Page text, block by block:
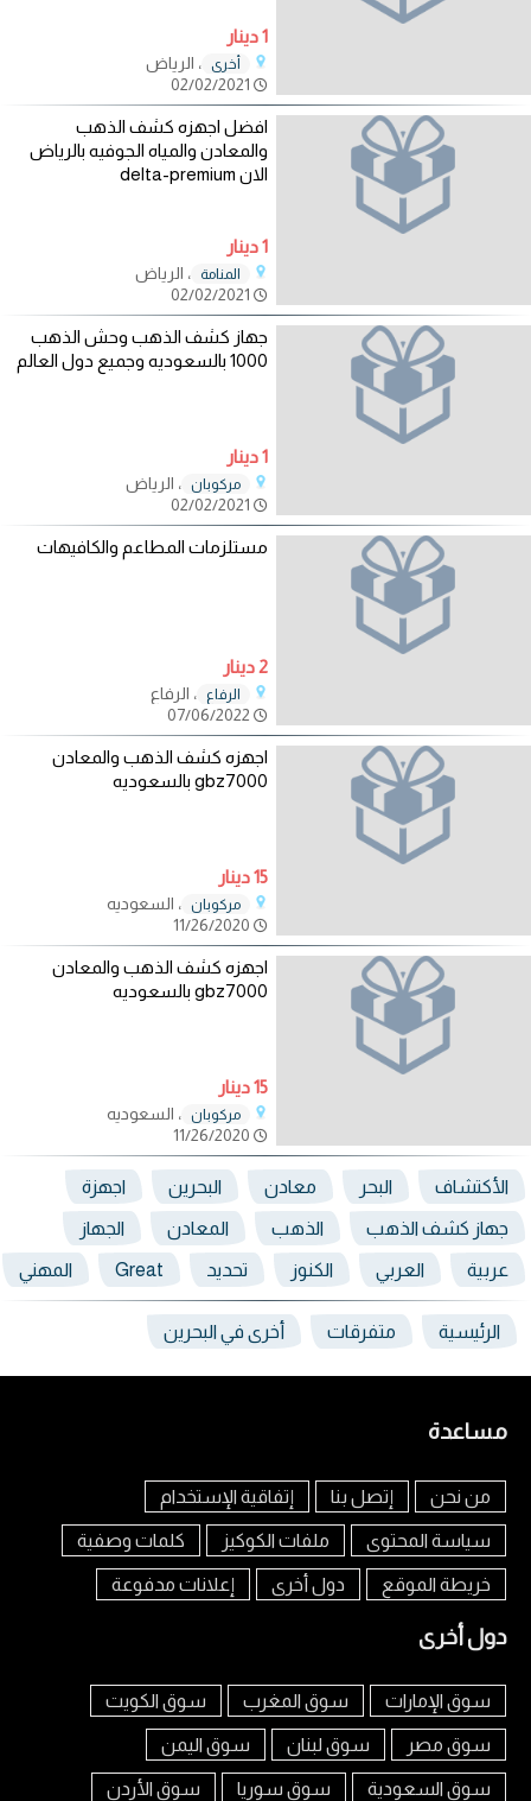
1 دينار
أخرى
، الرياض
افضل اجهزه كشف الذهب
والمعادن والمياه الجوفيه بالرياض
الان delta-premium
1 دينار
المنامة
، الرياض
جهاز كشف الذهب وحش الذهب
1000 بالسعوديه وجميع دول العالم
1 دينار
مركوبان ، الرياض
مستلزمات المطاعم والكافيهات
2 دينار
الرفاع
، الرفاع
اجهزه كشف الذهب والمعادن
gbz7000 بالسعوديه
15 دينار
مركوبان ، السعوديه
اجهزه كشف الذهب والمعادن
gbz7000 بالسعوديه
15 دينار
مركوبان ، السعوديه
الأكتشاف البحر معادن البحرين اجهزة
جهاز كشف الذهب الذهب المعادن الجهاز
عربية العربي الكنوز تحديد Great المهني
الرئيسية متفرقات أخرى في البحرين
مساعدة
من نحن إتصل بنا إتفاقية الإستخدام
سياسة المحتوى ملفات الكوكيز كلمات وصفية
خريطة الموقع دول أخرى إعلانات مدفوعة
دول أخرى
سوق الإمارات سوق المغرب سوق الكويت
سوق مصر سوق لبنان سوق اليمن
سوق السعودية سوق سوريا سوق الأردن